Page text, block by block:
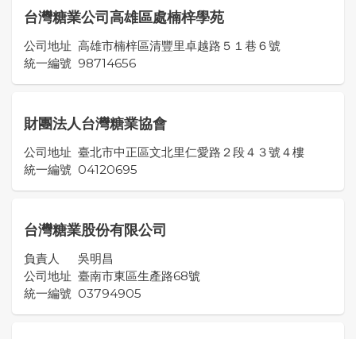
台灣糖業公司高雄區處楠梓學苑
公司地址 高雄市楠梓區清豐里卓越路５１巷６號
統一編號 98714656
財團法人台灣糖業協會
公司地址 臺北市中正區文北里仁愛路２段４３號４樓
統一編號 04120695
台灣糖業股份有限公司
負責人
吳明昌
公司地址 臺南市東區生產路68號
統一編號 03794905